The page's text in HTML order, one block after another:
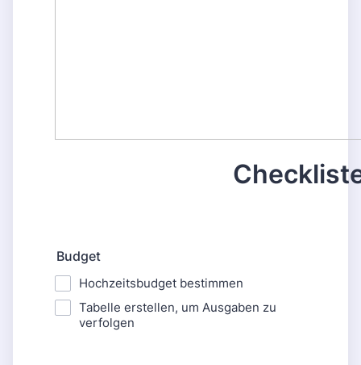
Budget
Hochzeitsbudget bestimmen
Tabelle erstellen, um Ausgaben zu
verfolgen